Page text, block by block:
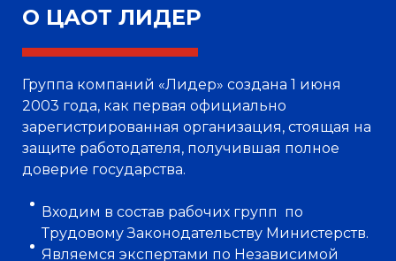
О ЦАОТ ЛИДЕР
Группа компаний «Лидер» создана 1 июня
2003 года, как первая официально
зарегистрированная организация, стоящая на
защите работодателя, получившая полное
доверие государства.
Входим в состав рабочих групп по
Трудовому Законодательству Министерств.
Являемся экспертами по Независимой